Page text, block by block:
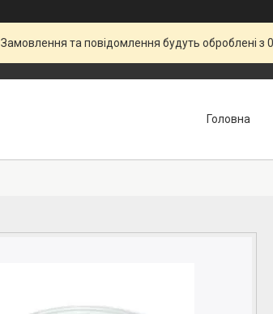
та повідомлення будуть оброблені
Головна